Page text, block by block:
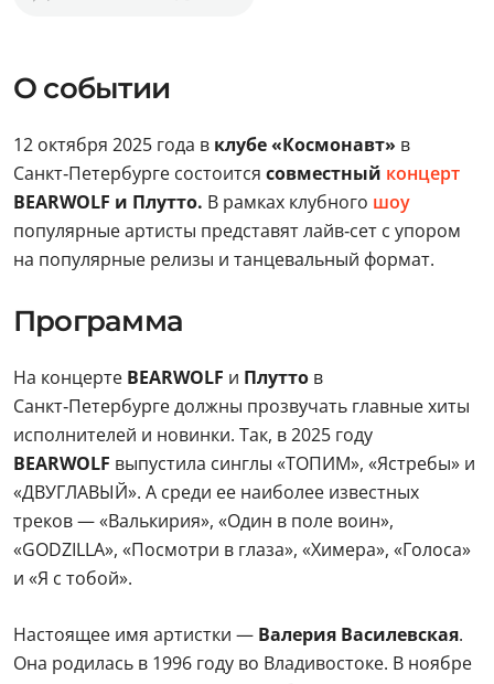
О событии
12 октября 2025 года в клубе «Космонавт» в
Санкт‑Петербурге состоится совместный концерт
BEARWOLF и Плутто. В рамках клубного шоу
популярные артисты представят лайв‑сет с упором
на популярные релизы и танцевальный формат.
Программа
На концерте BEARWOLF и Плутто в
Санкт‑Петербурге должны прозвучать главные хиты
исполнителей и новинки. Так, в 2025 году
BEARWOLF выпустила синглы «ТОПИМ», «Ястребы» и
«ДВУГЛАВЫЙ». А среди ее наиболее известных
треков — «Валькирия», «Один в поле воин»,
«GODZILLA», «Посмотри в глаза», «Химера», «Голоса»
и «Я с тобой».
Настоящее имя артистки — Валерия Василевская.
Она родилась в 1996 году во Владивостоке. В ноябре